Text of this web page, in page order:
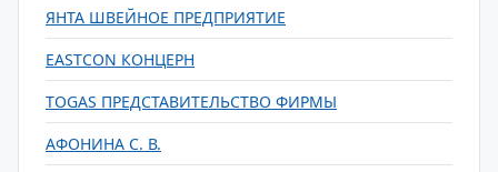
ЯНТА ШВЕЙНОЕ ПРЕДПРИЯТИЕ
EASTCON КОНЦЕРН
TOGAS ПРЕДСТАВИТЕЛЬСТВО ФИРМЫ
АФОНИНА С. В.